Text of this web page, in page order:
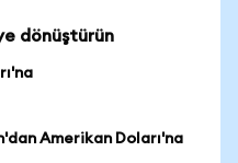
dönüştürün
Amerikan Doları'na